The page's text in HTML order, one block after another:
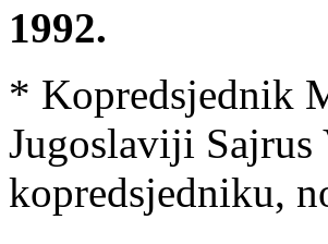
1992.
* Kopredsjednik
Jugoslaviji Sajrus
kopredsjedniku,